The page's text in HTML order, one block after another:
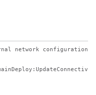
network configuration